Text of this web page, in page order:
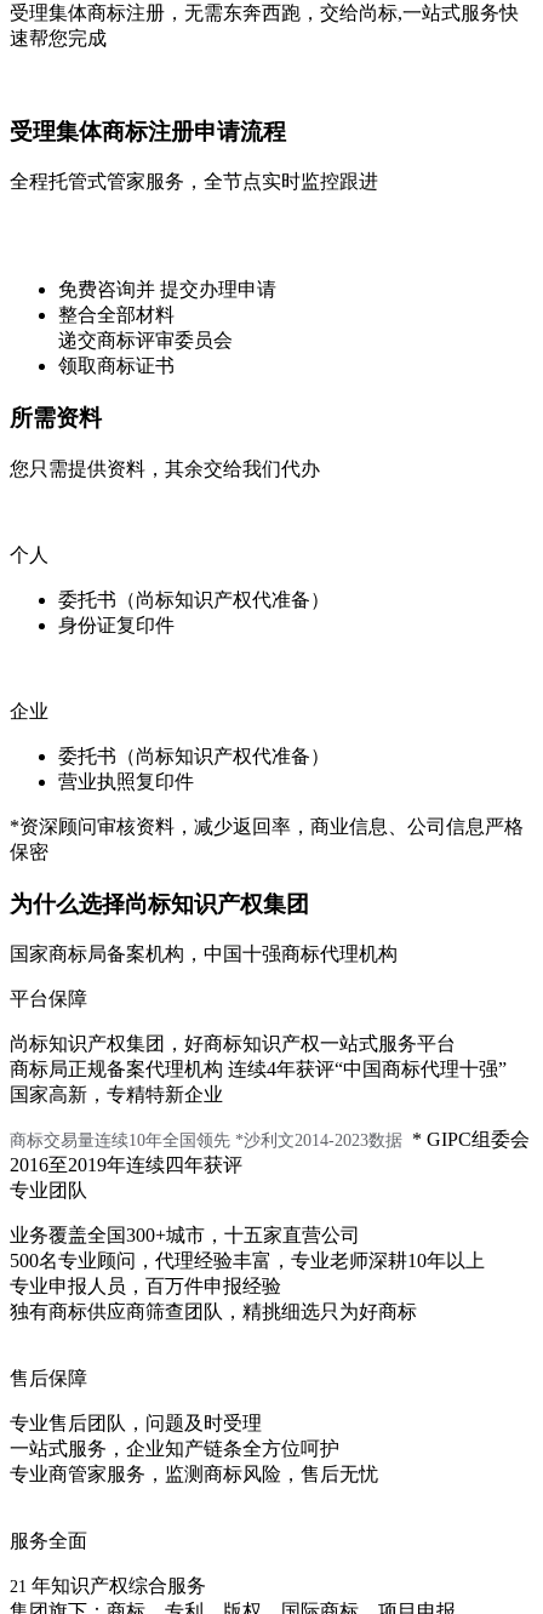
受理集体商标注册，无需东奔西跑，交给尚标,一站式服务快
速帮您完成
受理集体商标注册申请流程
全程托管式管家服务，全节点实时监控跟进
免费咨询并 提交办理申请
整合全部材料
递交商标评审委员会
领取商标证书
所需资料
您只需提供资料，其余交给我们代办
个人
委托书（尚标知识产权代准备）
身份证复印件
企业
委托书（尚标知识产权代准备）
营业执照复印件
*资深顾问审核资料，减少返回率，商业信息、公司信息严格
保密
为什么选择尚标知识产权集团
国家商标局备案机构，中国十强商标代理机构
平台保障
尚标知识产权集团，好商标知识产权一站式服务平台
商标局正规备案代理机构 连续4年获评“中国商标代理十强”
国家高新，专精特新企业
商标交易量连续10年全国领先 *沙利文2014-2023数据 * GIPC组委会
2016至2019年连续四年获评
专业团队
业务覆盖全国300+城市，十五家直营公司
500名专业顾问，代理经验丰富，专业老师深耕10年以上
专业申报人员，百万件申报经验
独有商标供应商筛查团队，精挑细选只为好商标
售后保障
专业售后团队，问题及时受理
一站式服务，企业知产链条全方位呵护
专业商管家服务，监测商标风险，售后无忧
服务全面
21 年知识产权综合服务